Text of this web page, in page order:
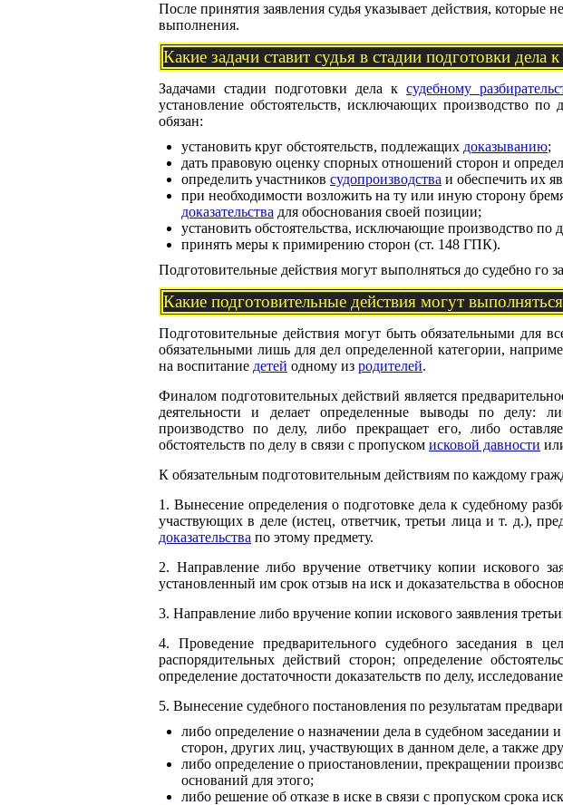
После принятия заявления судья указывает действия,
выполнения.
Какие задачи ставит судья в стадии подготовки дела
Задачами стадии подготовки дела к судебному
установление обстоятельств, исключающих производство
обязан:
установить круг обстоятельств, подлежащих доказыванию;
дать правовую оценку спорных отношений сторон и
определить участников судопроизводства и обеспечить их
при необходимости возложить на ту или иную сторону
доказательства для обоснования своей позиции;
установить обстоятельства, исключающие производство по
принять меры к примирению сторон (ст. 148 ГПК).
Подготовительные действия могут выполняться до судебно го
Какие подготовительные действия могут
Подготовительные действия могут быть обязательными для
обязательными лишь для дел определенной категории,
на воспитание детей одному из родителей.
Финалом подготовительных действий является
деятельности и делает определенные выводы по делу:
производство по делу, либо прекращает его, либо
обстоятельств по делу в связи с пропуском исковой давности
К обязательным подготовительным действиям по каждому
1. Вынесение определения о подготовке дела к судебному
участвующих в деле (истец, ответчик, третьи лица и т. д.),
доказательства по этому предмету.
2. Направление либо вручение ответчику копии искового
установленный им срок отзыв на иск и доказательства в
3. Направление либо вручение копии искового заявления
4. Проведение предварительного судебного заседания в
распорядительных действий сторон; определение
определение достаточности доказательств по делу,
5. Вынесение судебного постановления по результатам
либо определение о назначении дела в судебном заседании
сторон, других лиц, участвующих в данном деле, а также
либо определение о приостановлении, прекращении
оснований для этого;
либо решение об отказе в иске в связи с пропуском срока